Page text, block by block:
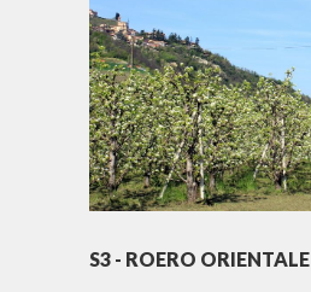
S3 - ROERO ORIENTALE